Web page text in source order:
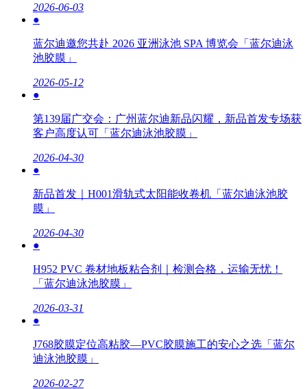
2026-06-03
●
蓝尔迪邀您共赴 2026 亚洲泳池 SPA 博览会「蓝尔迪泳
池胶膜」
2026-05-12
●
第139届广交会：广州蓝尔迪新品闪耀，新品首发专场获
客户高度认可「蓝尔迪泳池胶膜」
2026-04-30
●
新品首发｜H001滑轨式太阳能收卷机「蓝尔迪泳池胶
膜」
2026-04-30
●
H952 PVC 卷材地板粘合剂｜检测合格，运输无忧！
「蓝尔迪泳池胶膜」
2026-03-31
●
J768胶膜定位高粘胶—PVC胶膜施工的安心之选「蓝尔
迪泳池胶膜」
2026-02-27